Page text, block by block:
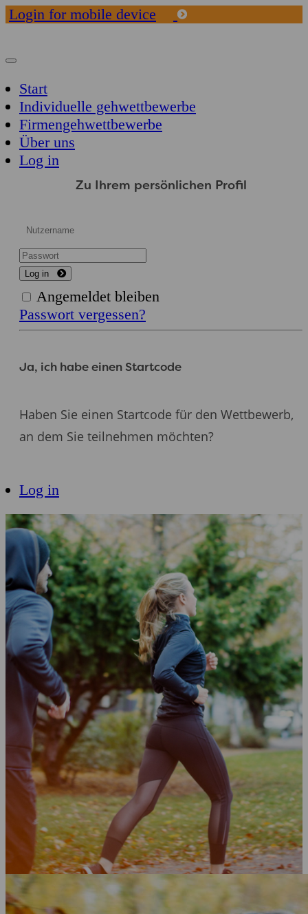
Login for mobile device
Toggle
Start
Individuelle gehwettbewerbe
Firmengehwettbewerbe
Über uns
Log in
Zu Ihrem persönlichen Profil
Log in
Angemeldet bleiben
Passwort vergessen?
Ja, ich habe einen Startcode
Haben Sie einen Startcode für den Wettbewerb,
an dem Sie teilnehmen möchten?
Log in